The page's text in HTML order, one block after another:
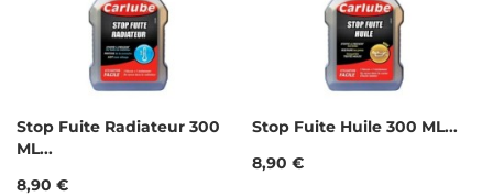
Stop Fuite Radiateur 300
ML...
Prix
8,90 €
Stop Fuite Huile 300 ML...
Prix
8,90 €